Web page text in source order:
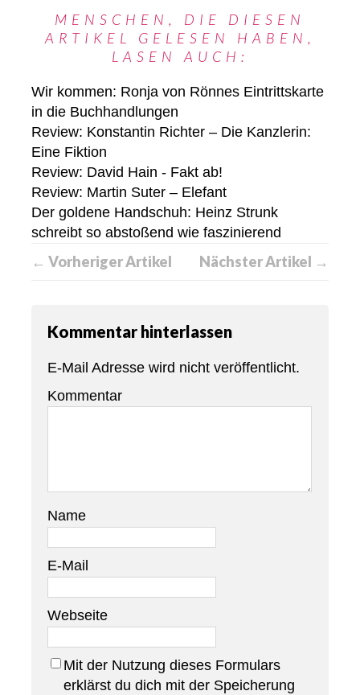
MENSCHEN, DIE DIESEN
ARTIKEL GELESEN HABEN,
LASEN AUCH:
Wir kommen: Ronja von Rönnes Eintrittskarte
in die Buchhandlungen
Review: Konstantin Richter – Die Kanzlerin:
Eine Fiktion
Review: David Hain - Fakt ab!
Review: Martin Suter – Elefant
Der goldene Handschuh: Heinz Strunk
schreibt so abstoßend wie faszinierend
← Vorheriger Artikel Nächster Artikel →
Kommentar hinterlassen
E-Mail Adresse wird nicht veröffentlicht.
Kommentar
Name
E-Mail
Webseite
Mit der Nutzung dieses Formulars
erklärst du dich mit der Speicherung